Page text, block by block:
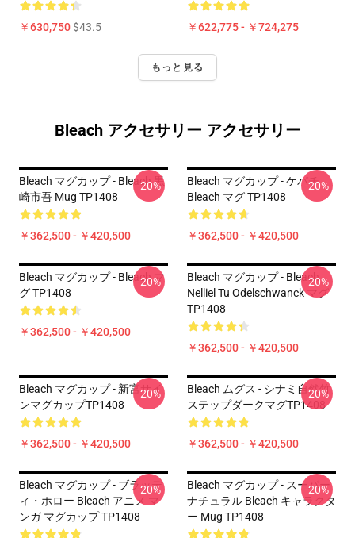
￥630,750$43.5 ￥622,775 - ￥724,275
もっと見る
Bleach アクセサリー アクセサリー
Bleach マグカップ - Bleach 黒
崎市吾 Mug TP1408
￥362,500 - ￥420,500
-20%
Bleach マグカップ - ケパチ
Bleach マグ TP1408
￥362,500 - ￥420,500
-20%
Bleach マグカップ - Bleach マ
グ TP1408
￥362,500 - ￥420,500
-20%
Bleach マグカップ - Bleach
Nelliel Tu Odelschwanck マグ
TP1408
￥362,500 - ￥420,500
-20%
Bleach マグカップ - 新宮サイ
ンマグカップTP1408
￥362,500 - ￥420,500
-20%
Bleach ムグス - シナミ自然竹
ステップダークマグTP1408
￥362,500 - ￥420,500
-20%
Bleach マグカップ - ブラッデ
ィ・ホロー Bleach アニメ マ
ンガ マグカップ TP1408
-20%
Bleach マグカップ - スーパー
ナチュラル Bleach キャラクタ
ー Mug TP1408
-20%